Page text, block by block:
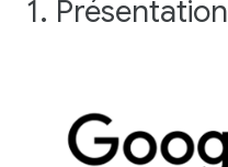
1. Présentation